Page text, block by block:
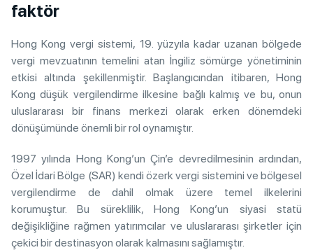
faktör
Hong Kong vergi sistemi, 19. yüzyıla kadar uzanan bölgede
vergi mevzuatının temelini atan İngiliz sömürge yönetiminin
etkisi altında şekillenmiştir. Başlangıcından itibaren, Hong
Kong düşük vergilendirme ilkesine bağlı kalmış ve bu, onun
uluslararası bir finans merkezi olarak erken dönemdeki
dönüşümünde önemli bir rol oynamıştır.
1997 yılında Hong Kong’un Çin’e devredilmesinin ardından,
Özel İdari Bölge (SAR) kendi özerk vergi sistemini ve bölgesel
vergilendirme de dahil olmak üzere temel ilkelerini
korumuştur. Bu süreklilik, Hong Kong’un siyasi statü
değişikliğine rağmen yatırımcılar ve uluslararası şirketler için
çekici bir destinasyon olarak kalmasını sağlamıştır.